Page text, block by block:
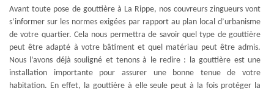
Avant toute pose de gouttière à La Rippe, nos couvreurs zingueurs vont
s’informer sur les normes exigées par rapport au plan local d’urbanisme
de votre quartier. Cela nous permettra de savoir quel type de gouttière
peut être adapté à votre bâtiment et quel matériau peut être admis.
Nous l’avons déjà souligné et tenons à le redire : la gouttière est une
installation importante pour assurer une bonne tenue de votre
habitation. En effet, la gouttière à elle seule peut à la fois protéger la